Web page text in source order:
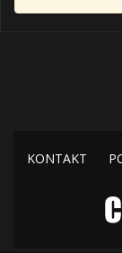
KONTAKT